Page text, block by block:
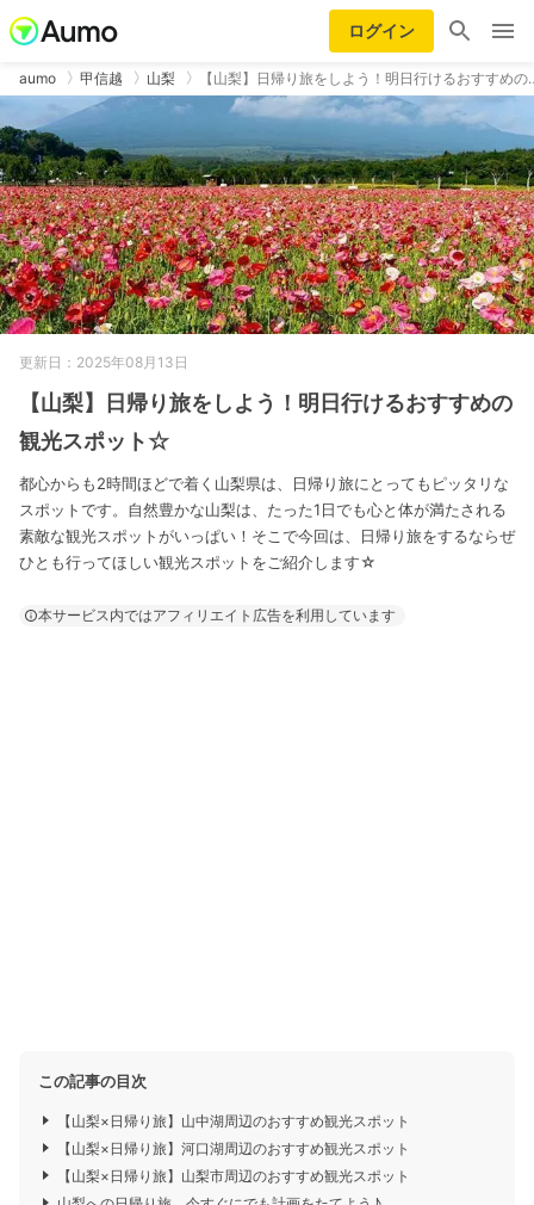
ログイン
aumo 甲信越 山梨 【山梨】日帰り旅をしよう！明日行けるおすすめ
更新日：2025年08月13日
【山梨】日帰り旅をしよう！明日行けるおすすめの
観光スポット☆
都心からも2時間ほどで着く山梨県は、日帰り旅にとってもピッタリな
スポットです。自然豊かな山梨は、たった1日でも心と体が満たされる
素敵な観光スポットがいっぱい！そこで今回は、日帰り旅をするならぜ
ひとも行ってほしい観光スポットをご紹介します☆
本サービス内ではアフィリエイト広告を利用しています
この記事の目次
【山梨×日帰り旅】山中湖周辺のおすすめ観光スポット
【山梨×日帰り旅】河口湖周辺のおすすめ観光スポット
【山梨×日帰り旅】山梨市周辺のおすすめ観光スポット